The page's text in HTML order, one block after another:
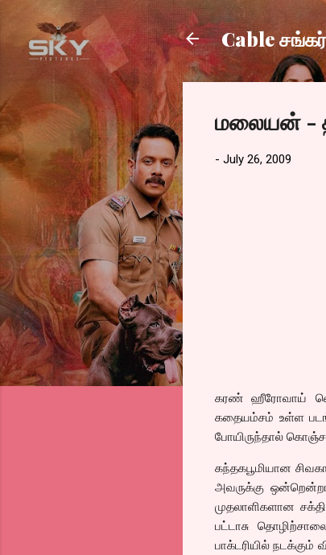
Cable சங்கர்
மலையன் -
- July 26, 2009
கரண் ஹீரோவாய்
கதையம்சம் உள்ள
போயிருந்தால்
கந்தகபூமியான
அவருக்கு
முதலாளிகளான
பட்டாசு
பாக்டரியில்